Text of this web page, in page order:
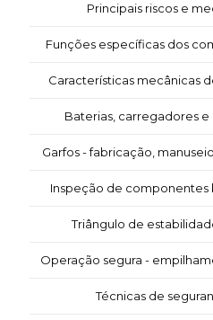
Principais riscos e
Funções específicas dos
Características mecânicas
Baterias, carregadores
Garfos - fabricação,
Inspeção de componentes
Triângulo de
Operação segura -
Técnicas de